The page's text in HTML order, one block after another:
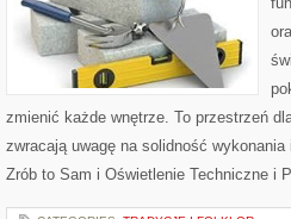
zmienić każde wnętrze. To przestrzeń
zwracają uwagę na solidność
Zrób to Sam i Oświetlenie Techniczne i